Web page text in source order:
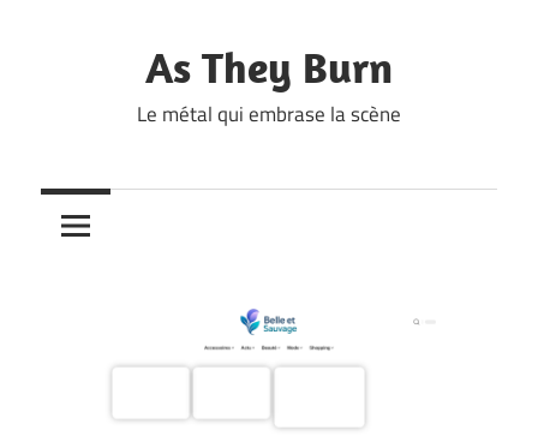
As They Burn
Le métal qui embrase la scène